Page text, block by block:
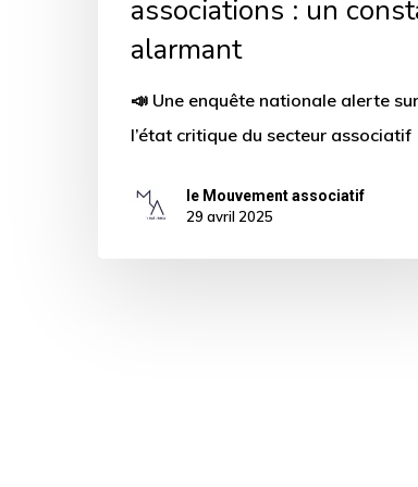
associations : un
alarmant
📣 Une enquête nationale alerte sur
l’état critique du secteur associatif
le Mouvement associatif
29 avril 2025